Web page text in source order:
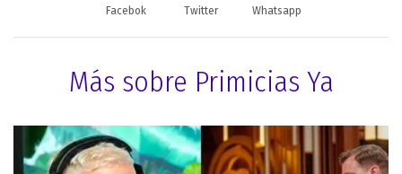
Facebok Twitter Whatsapp
Más sobre Primicias Ya